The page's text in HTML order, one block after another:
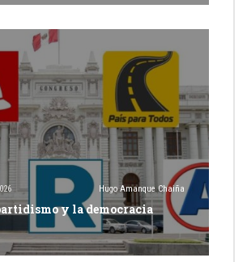
Hugo Amanque Chaiña
y la democracia